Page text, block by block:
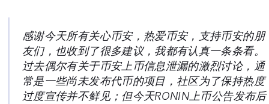
感谢今天所有关心币安，热爱币安，支持币安的朋
友们，也收到了很多建议，我都有认真一条条看。
过去偶尔有关于币安上币信息泄漏的激烈讨论，通
常是一些尚未发布代币的项目，社区为了保持热度
过度宣传并不鲜见；但今天RONIN上币公告发布后